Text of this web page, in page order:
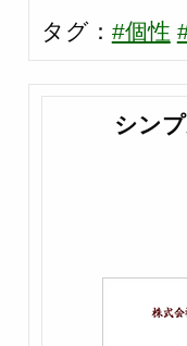
タグ： #個性
シン